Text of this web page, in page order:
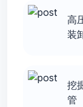
高
装
挖
管